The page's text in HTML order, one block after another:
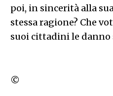
poi, in sincerità alla
stessa ragione? Che
suoi cittadini le danno
©